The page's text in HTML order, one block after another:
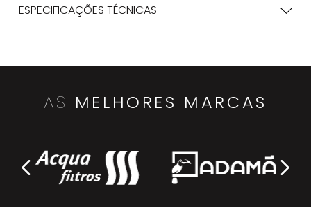
ESPECIFICAÇÕES TÉCNICAS
AS MELHORES MARCAS